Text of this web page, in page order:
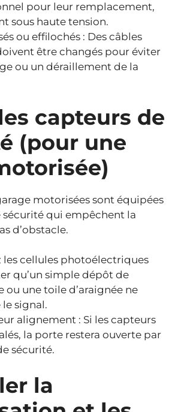
pour leur remplacement,
sous haute tension.
ou effilochés : Des câbles
être changés pour éviter
ou un déraillement de la
capteurs de
(pour une
motorisées sont équipées
sécurité qui empêchent la
d’obstacle.
les cellules photoélectriques
qu’un simple dépôt de
ou une toile d’araignée ne
signal.
alignement : Si les capteurs
la porte restera ouverte par
sécurité.
la